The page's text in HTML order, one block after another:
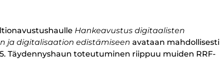
Hankeavustus digitaalisten
ja digitalisaation edistämiseen avataan mahdollisesti
Täydennyshaun toteutuminen riippuu muiden RRF-